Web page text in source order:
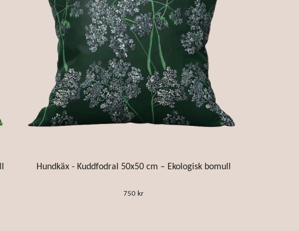
Hundkäx - Kuddfodral 50x50 cm – Ekologisk bomull
750 kr